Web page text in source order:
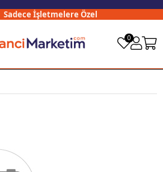
Sadece İşletmelere Özel
0